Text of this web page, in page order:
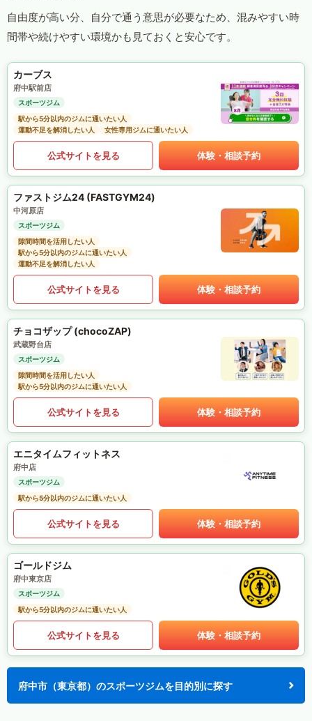
自由度が高い分、自分で通う意思が必要なため、混みやすい時
間帯や続けやすい環境かも見ておくと安心です。
カーブス
府中駅前店
スポーツジム
駅から5分以内のジムに通いたい人
運動不足を解消したい人
女性専用ジムに通いたい人
公式サイトを見る 体験・相談予約
ファストジム24 (FASTGYM24)
中河原店
スポーツジム
隙間時間を活用したい人
駅から5分以内のジムに通いたい人
運動不足を解消したい人
公式サイトを見る 体験・相談予約
チョコザップ (chocoZAP)
武蔵野台店
スポーツジム
隙間時間を活用したい人
駅から5分以内のジムに通いたい人
公式サイトを見る 体験・相談予約
エニタイムフィットネス
府中店
スポーツジム
駅から5分以内のジムに通いたい人
公式サイトを見る 体験・相談予約
ゴールドジム
府中東京店
スポーツジム
駅から5分以内のジムに通いたい人
公式サイトを見る 体験・相談予約
府中市（東京都）のスポーツジムを目的別に探す